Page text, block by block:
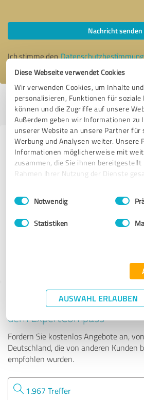
Diese Webseite verwendet Cookies
Wir verwenden Cookies, um Inhalte
personalisieren, Funktionen für soziale
können und die Zugriffe auf unsere
Außerdem geben wir Informationen zu
unserer Website an unsere Partner für
Werbung und Analysen weiter. Unsere
Informationen möglicherweise mit
zusammen, die Sie ihnen bereitgestellt
Rahmen Ihrer Nutzung der Dienste
Impressum Datenschutzbestimmungen
Einwilligungsauswahl
Notwendig
Statistiken
AUSWAHL ERLAUBEN
Nachricht senden
Ich stimme den
Profil aktiv seit 26.03.2021 |Letzte
melden
Erfahrungen zu
Anbietern aus dem
Commerce
Ironbody
Tipp: Die passenden
dem ExpertCompass
Fordern Sie kostenlos Angebote an,
Deutschland, die von anderen Kunden
empfohlen wurden.
1.967 Treffer